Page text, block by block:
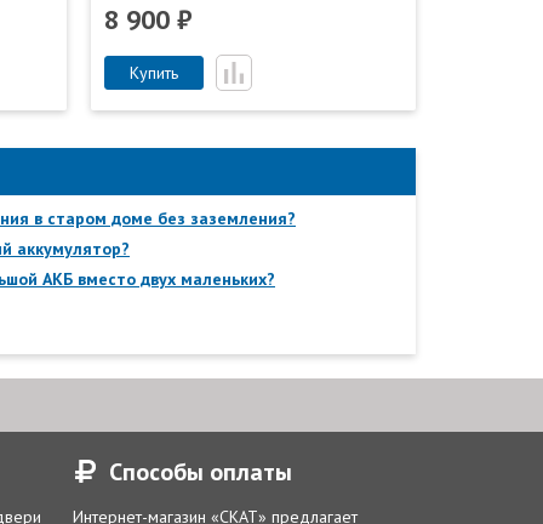
8 900 ₽
Купить
в старом доме без заземления?
аккумулятор?
АКБ вместо двух маленьких?
Способы оплаты
Интернет-магазин «СКАТ» предлагает